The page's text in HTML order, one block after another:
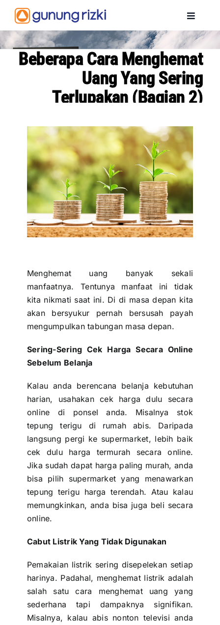
content
Toggle
BERANDA
PENGHARGAAN
PRODUK
INFORMASI
Beberapa Cara Menghemat
Uang Yang Sering
Terlupakan (Bagian 2)
Menghemat uang banyak sekali
manfaatnya. Tentunya manfaat ini tidak
kita nikmati saat ini. Di di masa depan kita
akan bersyukur pernah bersusah payah
mengumpulkantabungan masa depan.
Sering-Sering Cek Harga Secara Online
Sebelum Belanja
Kalau anda berencana belanja kebutuhan
harian, usahakan cek harga dulu secara
online di ponsel anda. Misalnya stok
tepung terigu di rumah abis. Daripada
langsung pergi ke supermarket, lebih baik
cek dulu harga termurah secara online.
Jika sudah dapat harga paling murah, anda
bisa pilih supermarket yang menawarkan
tepung terigu harga terendah. Atau kalau
memungkinkan, anda bisa juga beli secara
online.
Cabut Listrik Yang Tidak Digunakan
Pemakaian listrik sering disepelekan setiap
harinya. Padahal, menghemat listrik adalah
salah satu cara menghemat uang yang
sederhana tapi dampaknya signifikan.
Misalnya, kalau abis nonton televisi anda